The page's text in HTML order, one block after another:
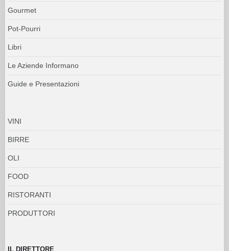
Gourmet
Pot-Pourri
Libri
Le Aziende Informano
Guide e Presentazioni
VINI
BIRRE
OLI
FOOD
RISTORANTI
PRODUTTORI
IL DIRETTORE